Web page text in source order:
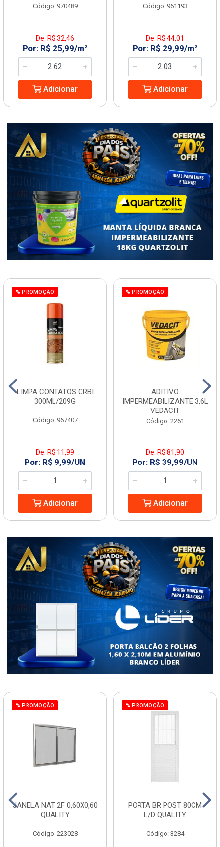
Código: 970489
De: R$ 32,46
Por: R$ 25,99/m²
Adicionar
Código: 961193
De: R$ 44,01
Por: R$ 29,99/m²
Adicionar
% PROMOÇÃO
LIMPA CONTATOS ORBI
300ML/209G
Código: 967407
De: R$ 11,99
Por: R$ 9,99/UN
Adicionar
% PROMOÇÃO
ADITIVO
IMPERMEABILIZANTE 3,6L
VEDACIT
Código: 2261
De: R$ 81,90
Por: R$ 39,99/UN
Adicionar
% PROMOÇÃO
JANELA NAT 2F 0,60X0,60
QUALITY
Código: 223028
% PROMOÇÃO
PORTA BR POST 80CM
L/D QUALITY
Código: 3284